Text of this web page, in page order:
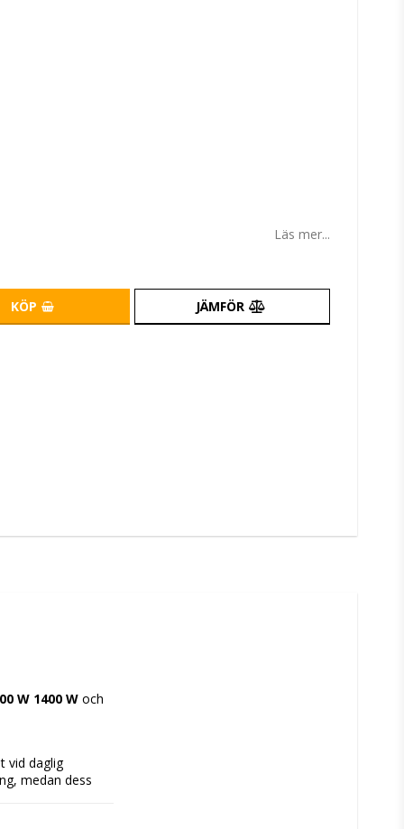
Läs mer...
KÖP JÄMFÖR
W 1400 W och
vid daglig
medan dess
sig till olika typer